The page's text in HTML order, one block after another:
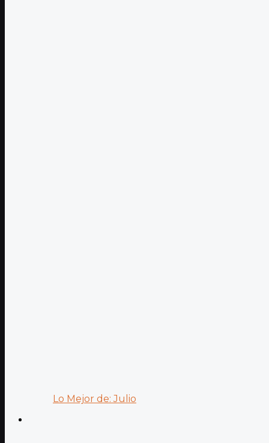
Lo Mejor de: Julio